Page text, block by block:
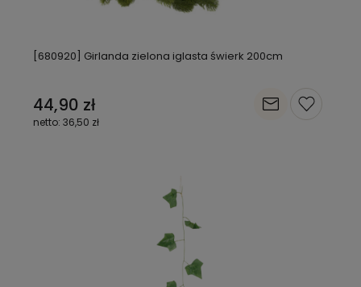
[680920] Girlanda zielona iglasta świerk 200cm
44,90 zł
36,50 zł